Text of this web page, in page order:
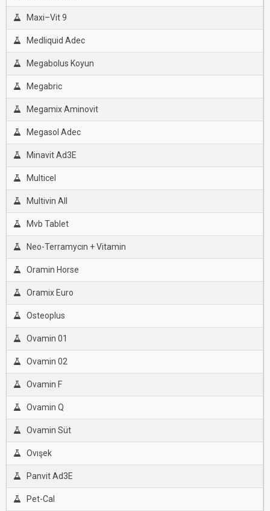
Maxi–Vit 9
Medliquid Adec
Megabolus Koyun
Megabric
Megamix Aminovit
Megasol Adec
Minavit Ad3E
Multicel
Multivin All
Mvb Tablet
Neo-Terramycın + Vitamin
Oramin Horse
Oramix Euro
Osteoplus
Ovamin 01
Ovamin 02
Ovamin F
Ovamin Q
Ovamin Süt
Ovışek
Panvit Ad3E
Pet-Cal